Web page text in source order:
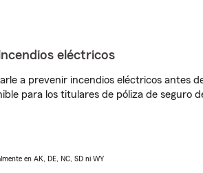
eléctricos
a prevenir incendios eléctricos antes
para los titulares de póliza de
en AK, DE, NC, SD ni WY